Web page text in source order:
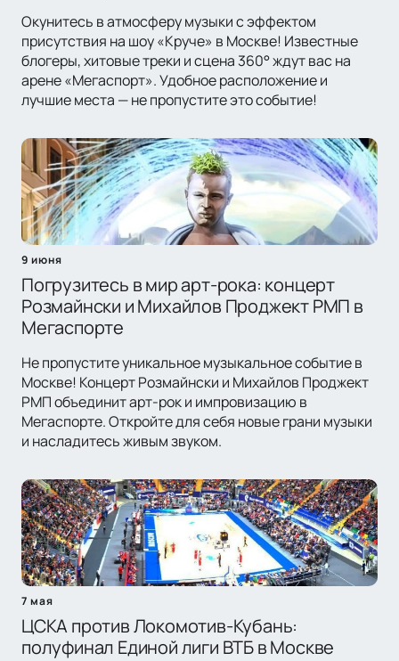
Окунитесь в атмосферу музыки с эффектом
присутствия на шоу «Круче» в Москве! Известные
блогеры, хитовые треки и сцена 360° ждут вас на
арене «Мегаспорт». Удобное расположение и
лучшие места — не пропустите это событие!
9 июня
Погрузитесь в мир арт-рока: концерт
Розмайнски и Михайлов Проджект РМП в
Мегаспорте
Не пропустите уникальное музыкальное событие в
Москве! Концерт Розмайнски и Михайлов Проджект
РМП объединит арт-рок и импровизацию в
Мегаспорте. Откройте для себя новые грани музыки
и насладитесь живым звуком.
7 мая
ЦСКА против Локомотив-Кубань:
полуфинал Единой лиги ВТБ в Москве